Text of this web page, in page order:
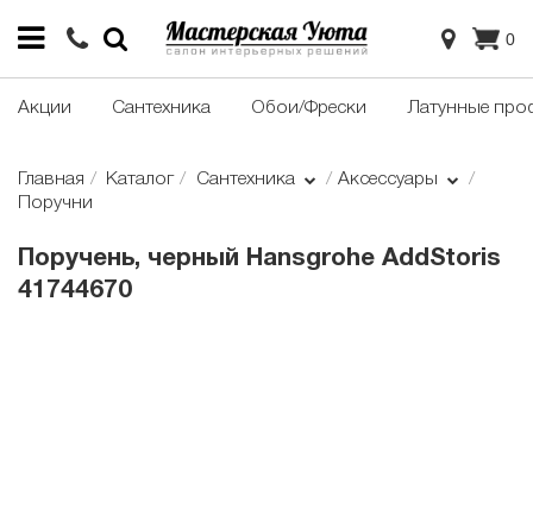
0
Акции Сантехника Обои/Фрески Латунные
Главная Каталог Сантехника
Аксессуары
Поручни
Поручень, черный Hansgrohe AddStoris
41744670